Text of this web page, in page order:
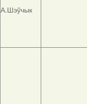
А.Шэўчык